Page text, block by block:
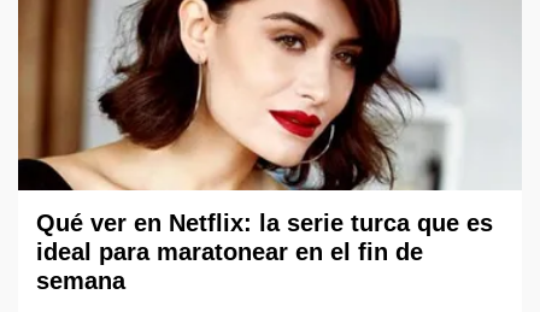
Qué ver en Netflix: la serie turca que es
ideal para maratonear en el fin de
semana